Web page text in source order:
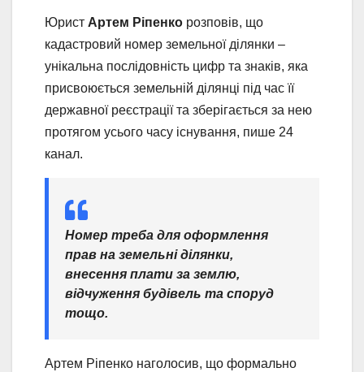
Юрист Артем Ріпенко розповів, що
кадастровий номер земельної ділянки –
унікальна послідовність цифр та знаків, яка
присвоюється земельній ділянці під час її
державної реєстрації та зберігається за нею
протягом усього часу існування, пише 24
канал.
Номер треба для оформлення
прав на земельні ділянки,
внесення плати за землю,
відчуження будівель та споруд
тощо.
Артем Ріпенко наголосив, що формально